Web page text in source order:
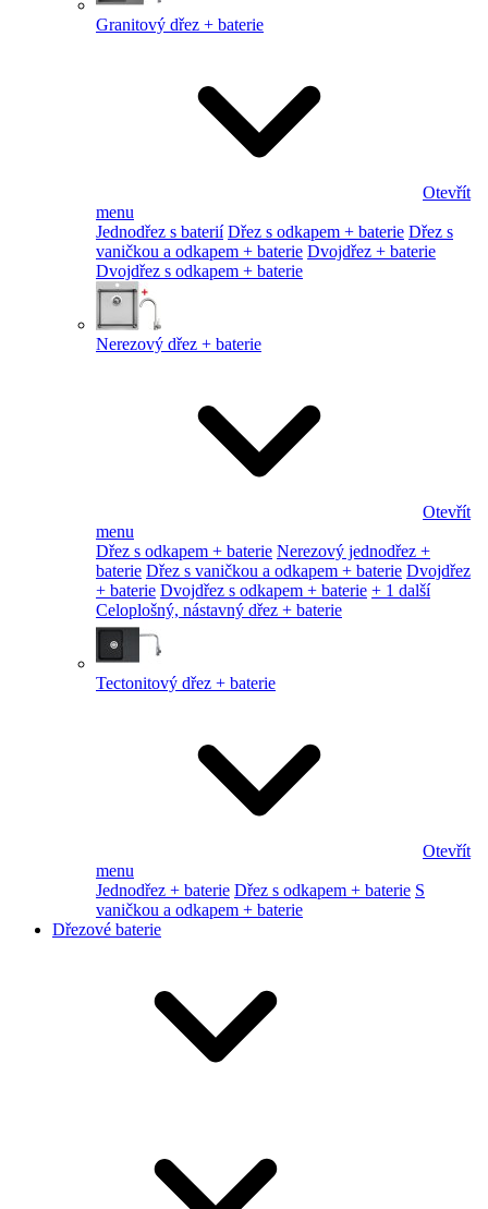
Granitový dřez + baterie
Otevřít
menu
Jednodřez s baterií Dřez s odkapem + baterie Dřez s
vaničkou a odkapem + baterie Dvojdřez + baterie
Dvojdřez s odkapem + baterie
Nerezový dřez + baterie
Otevřít
menu
Dřez s odkapem + baterie Nerezový jednodřez +
baterie Dřez s vaničkou a odkapem + baterie Dvojdřez
+ baterie Dvojdřez s odkapem + baterie + 1 další
Celoplošný, nástavný dřez + baterie
Tectonitový dřez + baterie
Otevřít
menu
Jednodřez + baterie Dřez s odkapem + baterie S
vaničkou a odkapem + baterie
Dřezové baterie